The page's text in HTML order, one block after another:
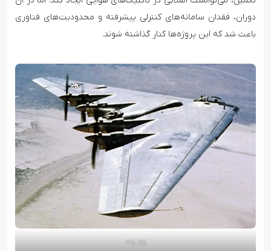
دوران، فقدان سامانه‌های کنترلی پیشرفته و محدودیت‌های فناوری
باعث شد که این پروژه‌ها کنار گذاشته شوند.
YB-35